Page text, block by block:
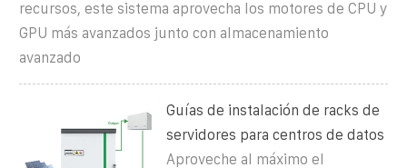
recursos, este sistema aprovecha los motores de CPU y
GPU más avanzados junto con almacenamiento
avanzado
Guías de instalación de racks de
servidores para centros de datos
Aproveche al máximo el